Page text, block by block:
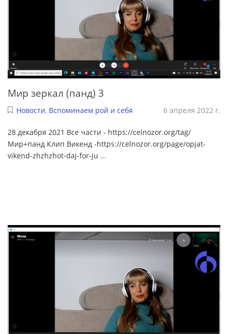
Мир зеркал (панд) 3
Новости, Вспоминаем рой и себя 6 апреля 2022 г.
28 декабря 2021 Все части - https://celnozor.org/tag/
Мир+панд Клип Викенд -https://celnozor.org/page/opjat-
vikend-zhzhzhot-daj-for-ju ...